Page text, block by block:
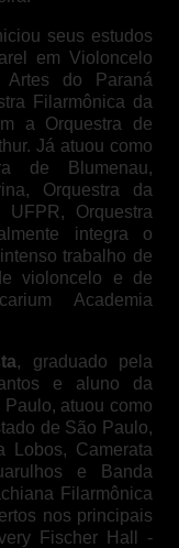
seus estudos
em Violoncelo
do Paraná
Filarmônica da
a Orquestra de
Já atuou como
de Blumenau,
Orquestra da
UFPR, Orquestra
integra o
trabalho de
violoncelo e de
Academia
, graduado pela
e aluno da
atuou como
de São Paulo,
Lobos, Camerata
e Banda
Filarmônica
nos principais
Fischer Hall -